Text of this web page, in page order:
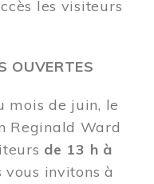
les visiteurs
OUVERTES
mois de juin, le
Reginald Ward
de 13 h à
vous invitons à